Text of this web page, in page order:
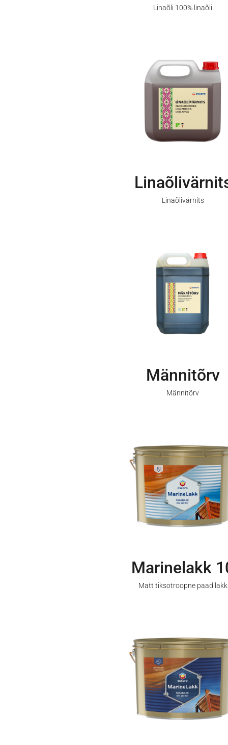
Linaõli 100% linaõli
Linaõlivärnits
Männitõrv
Männitõrv
Marinelakk
Matt tiksotroopne paadilakk